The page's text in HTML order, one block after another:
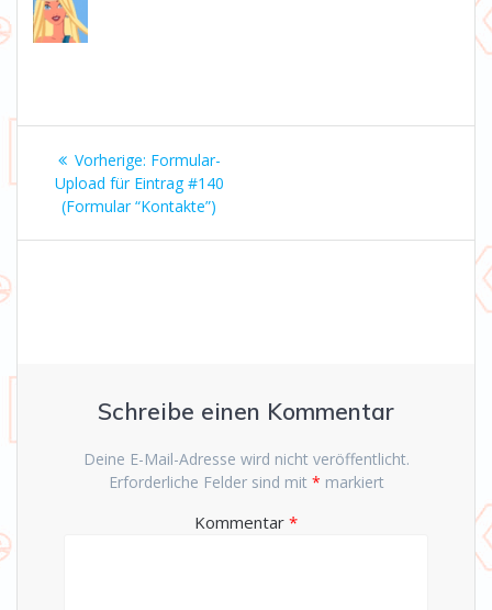
Beitrags-
Navigation
Vorherige: Vorheriger
Beitrag:
Formular-
Upload für Eintrag #140
(Formular “Kontakte”)
Schreibe einen Kommentar
Deine E-Mail-Adresse wird nicht veröffentlicht.
Erforderliche Felder sind mit * markiert
Kommentar *